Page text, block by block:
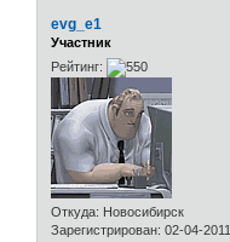
evg_e1
Участник
Рейтинг:
Откуда: Новосибирск
Зарегистрирован: 02-04-2011